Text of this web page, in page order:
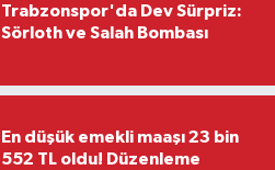
Trabzonspor'da Dev Sürpriz:
Sörloth ve Salah Bombası
En düşük emekli maaşı 23 bin
552 TL oldu! Düzenleme